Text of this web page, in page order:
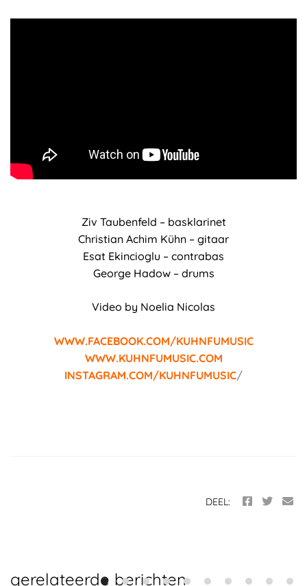
Ziv Taubenfeld – basklarinet
Christian Achim Kühn – gitaar
Esat Ekincioglu – contrabas
George Hadow – drums
Video by Noelia Nicolas
WWW.FACEBOOK.COM/KUHNFUMUSIC
WWW.KUHNFUMUSIC.COM
INSTAGRAM.COM/KUHNFUMUSIC/
DEEL:
gerelateerde berichten